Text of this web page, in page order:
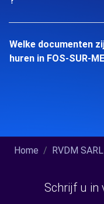
Welke documenten
huren in FOS-SUR-
Home RVDM
Schrijf u in